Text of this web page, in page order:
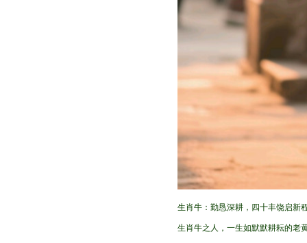
生肖牛：勤恳深耕，四十丰饶启新
生肖牛之人，一生如默默耕耘的老